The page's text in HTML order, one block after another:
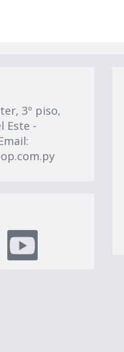
3º piso,
Este -